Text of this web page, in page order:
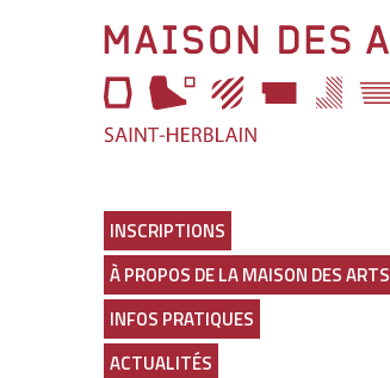
Maison
des
Arts
page
d'accueil
INSCRIPTIONS
À PROPOS DE LA MAISON DES ARTS
INFOS PRATIQUES
ACTUALITÉS